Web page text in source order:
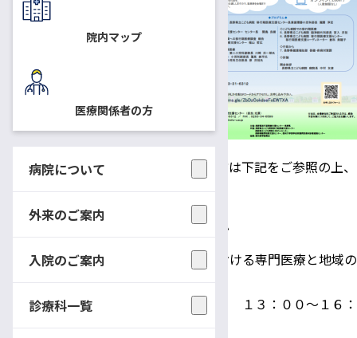
れるよう、長野県移行期医療支
援センターが設置されました。
啓発のため、「長野県の移行期
医療における専門医療と地域の
壁」をテーマとしたシンポジウ
もご参加いただけますので、ご希望の方は下記をご参照の上、
第２回長野県移行期医療シンポジウム
テーマ 「長野県の移行期医療における専門医療と地域の
日 時 ２０２３年２月４日（土） １３：００～１６：
院内マップ
医療関係者の方
病院について
外来のご案内
入院のご案内
診療科一覧